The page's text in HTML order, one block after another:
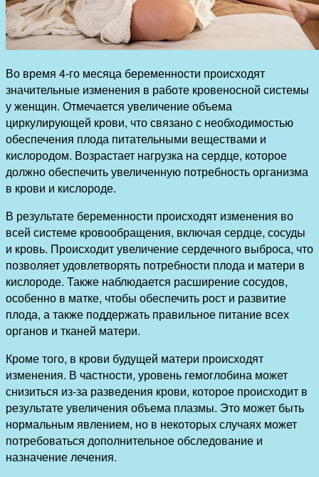
Во время 4-го месяца беременности происходят
значительные изменения в работе кровеносной системы
у женщин. Отмечается увеличение объема
циркулирующей крови, что связано с необходимостью
обеспечения плода питательными веществами и
кислородом. Возрастает нагрузка на сердце, которое
должно обеспечить увеличенную потребность организма
в крови и кислороде.
В результате беременности происходят изменения во
всей системе кровообращения, включая сердце, сосуды
и кровь. Происходит увеличение сердечного выброса, что
позволяет удовлетворять потребности плода и матери в
кислороде. Также наблюдается расширение сосудов,
особенно в матке, чтобы обеспечить рост и развитие
плода, а также поддержать правильное питание всех
органов и тканей матери.
Кроме того, в крови будущей матери происходят
изменения. В частности, уровень гемоглобина может
снизиться из-за разведения крови, которое происходит в
результате увеличения объема плазмы. Это может быть
нормальным явлением, но в некоторых случаях может
потребоваться дополнительное обследование и
назначение лечения.